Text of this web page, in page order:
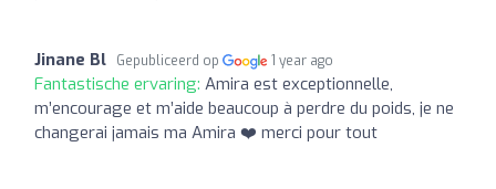
Jinane Bl Gepubliceerd op 1 year ago
Fantastische ervaring: Amira est exceptionnelle,
m’encourage et m’aide beaucoup à perdre du poids, je ne
changerai jamais ma Amira ❤️ merci pour tout